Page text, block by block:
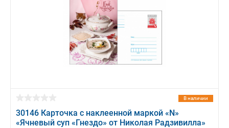
В наличии
30146 Карточка с наклеенной маркой «N»
«Ячневый суп «Гнездо» от Николая Радзивилла»